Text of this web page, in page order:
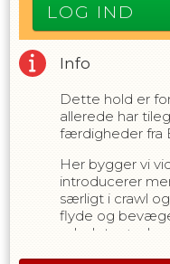
LOG IND
Info
Dette hold er
allerede har
færdigheder fra
Her bygger vi
introducerer
særligt i crawl
flyde og
udvalgte